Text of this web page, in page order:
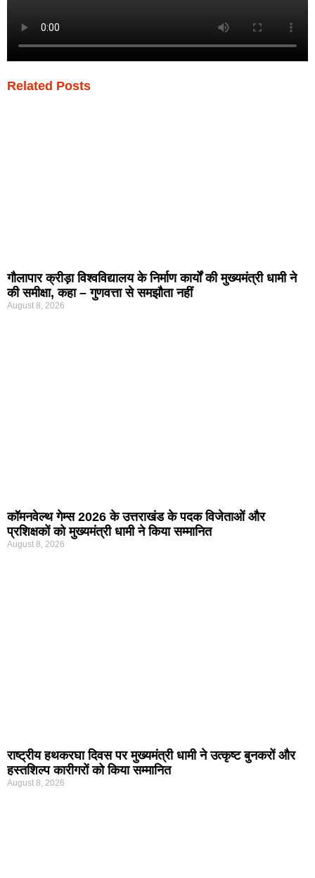
Related Posts
गौलापार क्रीड़ा विश्वविद्यालय के निर्माण कार्यों की मुख्यमंत्री धामी ने
की समीक्षा, कहा – गुणवत्ता से समझौता नहीं
August 8, 2026
कॉमनवेल्थ गेम्स 2026 के उत्तराखंड के पदक विजेताओं और
प्रशिक्षकों को मुख्यमंत्री धामी ने किया सम्मानित
August 8, 2026
राष्ट्रीय हथकरघा दिवस पर मुख्यमंत्री धामी ने उत्कृष्ट बुनकरों और
हस्तशिल्प कारीगरों को किया सम्मानित
August 8, 2026